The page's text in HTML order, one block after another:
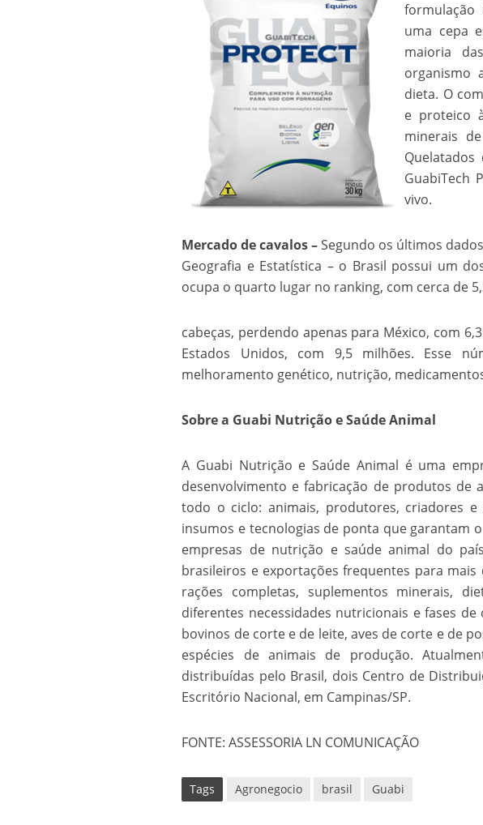
uma cepa
maioria
organismo
dieta. O
e proteico
minerais
GuabiTech
vivo.
Mercado de cavalos –Segundo os últimos
Geografia e Estatística – o Brasil possui um
ocupa o quarto lugar no ranking, com cerca de
cabeças, perdendo apenas para México, com
Estados Unidos, com 9,5 milhões. Esse
melhoramento genético, nutrição,
Sobre a Guabi Nutrição e Saúde Animal
A Guabi Nutrição e Saúde Animal é uma
desenvolvimento e fabricação de produtos de
todo o ciclo: animais, produtores, criadores
insumos e tecnologias de ponta que garantam
empresas de nutrição e saúde animal do
brasileiros e exportações frequentes para
rações completas, suplementos minerais,
diferentes necessidades nutricionais e fases
bovinos de corte e de leite, aves de corte e de
espécies de animais de produção.
distribuídas pelo Brasil, dois Centro de
Escritório Nacional, em Campinas/SP.
FONTE: ASSESSORIA LN COMUNICAÇÃO
Tags Agronegocio brasil Guabi